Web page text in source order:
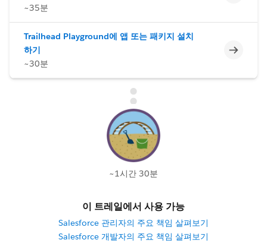
~35분
Trailhead Playground에 앱 또는 패키지 설치
하기
~30분
미완료
~1시간 30분
이 트레일에서 사용 가능
Salesforce 관리자의 주요 책임 살펴보기
Salesforce 개발자의 주요 책임 살펴보기